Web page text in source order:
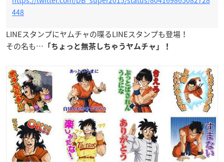
448
LINEスタンプにヤムチャの喋るLINEスタンプも登場！
その名も… 「ちょっと無茶しちゃうヤムチャ」！